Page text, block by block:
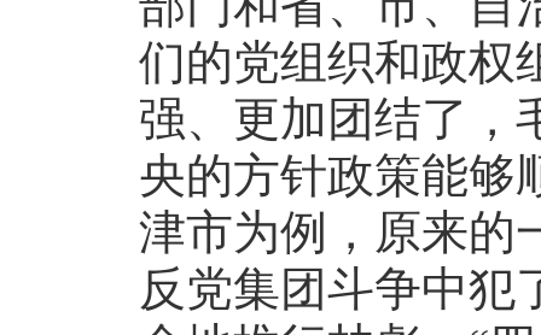
们的党组织和政权
强、更加团结了，
央的方针政策能够
津市为例，原来的
反党集团斗争中犯